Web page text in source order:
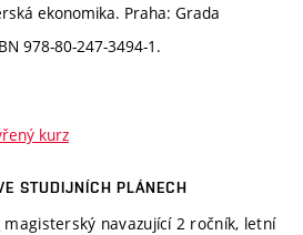
ekonomika. Praha: Grada
978-80-247-3494-1.
kurz
STUDIJNÍCH PLÁNECH
magisterský navazující 2 ročník, letní